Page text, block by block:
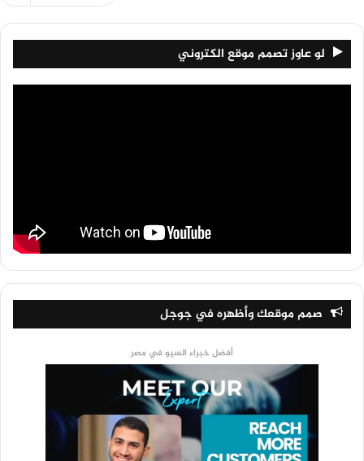
لو عاوز تصمم موقع الكتروني
صمم موقعك وأظهره في جوجل
أفضل خبراء السيو في مصر